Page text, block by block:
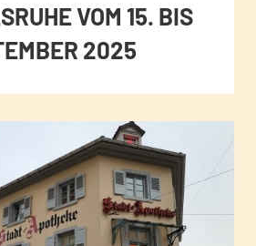
VOM 15. BIS
2025